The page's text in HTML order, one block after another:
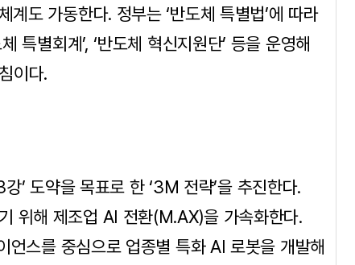
도 가동한다. 정부는 ‘반도체 특별법’에 따라
특별회계’, ‘반도체 혁신지원단’ 등을 운영해
이다.
’ 도약을 목표로 한 ‘3M 전략’을 추진한다.
위해 제조업 AI 전환(M.AX)을 가속화한다.
스를 중심으로 업종별 특화 AI 로봇을 개발해